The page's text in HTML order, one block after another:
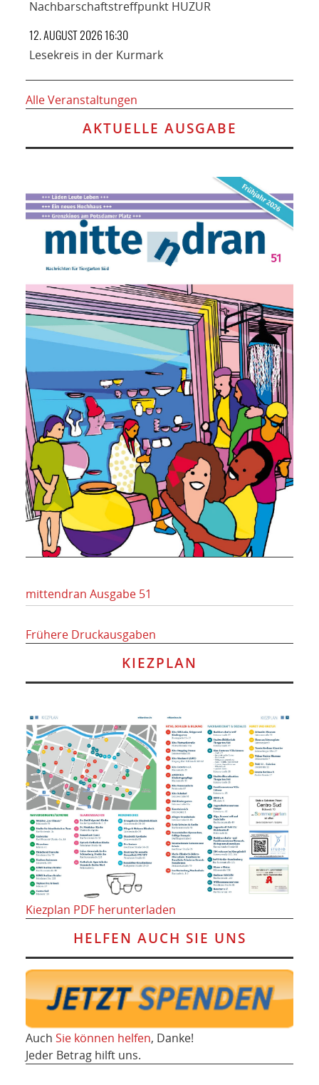
Nachbarschaftstreffpunkt HUZUR
12. AUGUST 2026 16:30
Lesekreis in der Kurmark
Alle Veranstaltungen
AKTUELLE AUSGABE
mittendran Ausgabe 51
Frühere Druckausgaben
KIEZPLAN
Kiezplan PDF herunterladen
HELFEN AUCH SIE UNS
Auch Sie können helfen, Danke!
Jeder Betrag hilft uns.